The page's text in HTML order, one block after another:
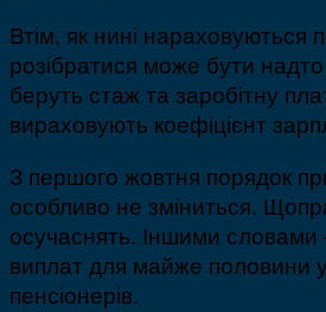
Втім, як нині нараховуються
розібратися може бути
беруть стаж та заробітну
вираховують коефіцієнт
З першого жовтня порядок
особливо не зміниться.
осучаснять. Іншими словами
виплат для майже половини
пенсіонерів.